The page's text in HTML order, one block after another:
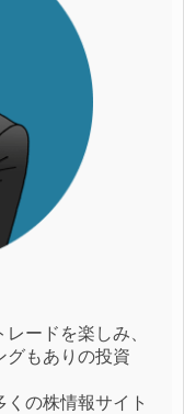
ードを楽しみ、
グもありの投資
の株情報サイト